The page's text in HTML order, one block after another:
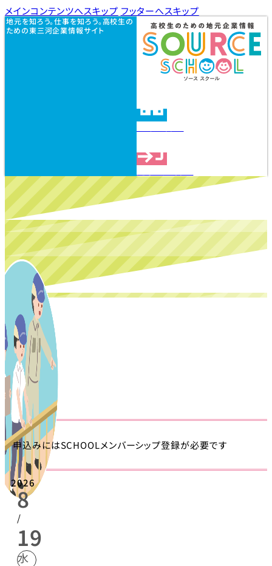
メインコンテンツへスキップ フッターへスキップ
地元を知ろう。仕事を知ろう。高校生の
ための東三河企業情報サイト
申込みにはSCHOOLメンバーシップ登録が必要です
2026
8
/
19
水